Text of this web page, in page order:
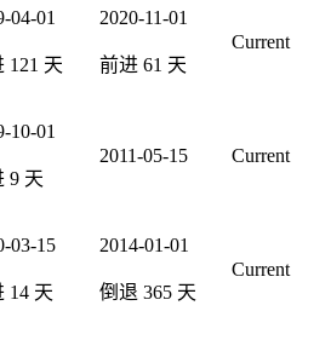
04-01
121 天
2020-11-01
前进 61 天
Current
10-01
9 天
2011-05-15 Current
03-15
14 天
2014-01-01
倒退 365 天
Current